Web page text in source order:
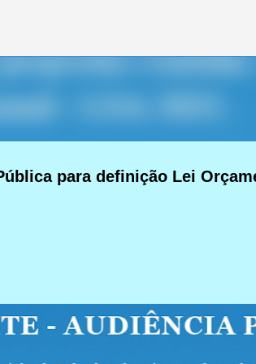
para definição Lei